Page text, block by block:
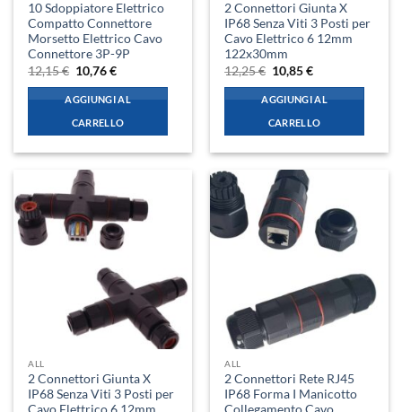
10 Sdoppiatore Elettrico
Compatto Connettore
Morsetto Elettrico Cavo
Connettore 3P-9P
12,15€ Il
prezzo
originale
era:
12,15 €.
10,76€Il
attuale
è:
10,76 €.
AGGIUNGI AL
CARRELLO
2 Connettori Giunta X
IP68 Senza Viti 3 Posti per
Cavo Elettrico 6 12mm
122x30mm
12,25€ Il
prezzo
originale
era:
12,25 €.
10,85€Il
attuale
è:
10,85 €.
AGGIUNGI AL
CARRELLO
ALL
2 Connettori Giunta X
IP68 Senza Viti 3 Posti per
ALL
2 Connettori Rete RJ45
IP68 Forma I Manicotto